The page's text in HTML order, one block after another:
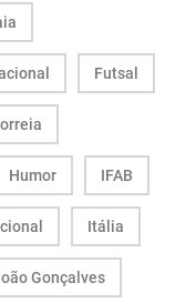
Futsal
Humor IFAB
Itália
Gonçalves